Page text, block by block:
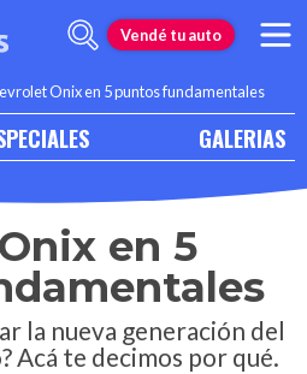
Vendé tu auto
Onix en 5 puntos fundamentales
GALERIAS
en 5
la nueva generación del
Acá te decimos por qué.